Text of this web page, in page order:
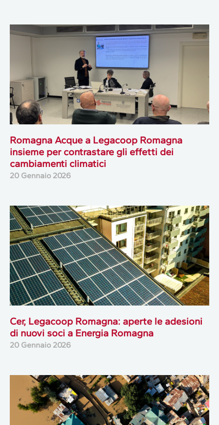
Romagna Acque a Legacoop Romagna
insieme per contrastare gli effetti dei
cambiamenti climatici
20 Gennaio 2026
Cer, Legacoop Romagna: aperte le adesioni
di nuovi soci a Energia Romagna
20 Gennaio 2026